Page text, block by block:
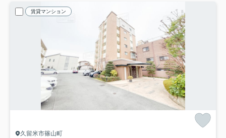
賃貸マンション
久留米市篠山町